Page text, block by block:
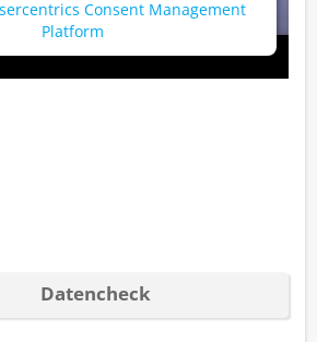
Consent Management
Platform